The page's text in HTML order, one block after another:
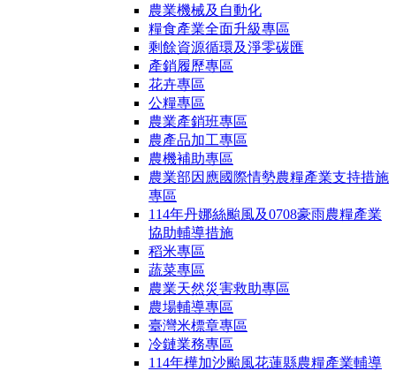
農業機械及自動化
糧食產業全面升級專區
剩餘資源循環及淨零碳匯
產銷履歷專區
花卉專區
公糧專區
農業產銷班專區
農產品加工專區
農機補助專區
農業部因應國際情勢農糧產業支持措施
專區
114年丹娜絲颱風及0708豪雨農糧產業
協助輔導措施
稻米專區
蔬菜專區
農業天然災害救助專區
農場輔導專區
臺灣米標章專區
冷鏈業務專區
114年樺加沙颱風花蓮縣農糧產業輔導